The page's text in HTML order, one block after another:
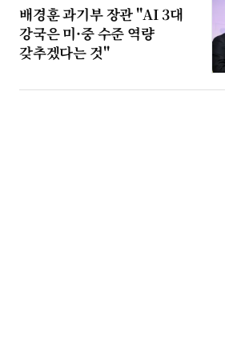
배경훈 과기부 장관 "AI 3대
강국은 미·중 수준 역량
갖추겠다는 것"